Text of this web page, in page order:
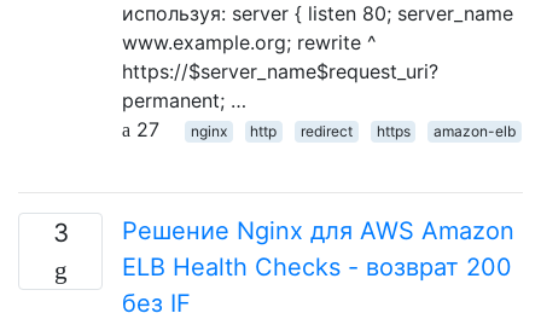
используя: server { listen 80; server_name
www.example.org; rewrite ^
https://$server_name$request_uri?
permanent; …
27
nginx http redirect https amazon-elb
3
Решение Nginx для AWS Amazon
ELB Health Checks - возврат 200
без IF